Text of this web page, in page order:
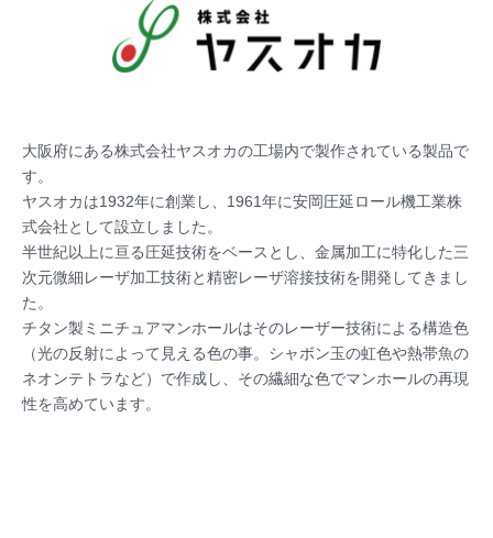
大阪府にある株式会社ヤスオカの工場内で製作されている製品で
す。
ヤスオカは1932年に創業し、1961年に安岡圧延ロール機工業株
式会社として設立しました。
半世紀以上に亘る圧延技術をベースとし、金属加工に特化した三
次元微細レーザ加工技術と精密レーザ溶接技術を開発してきまし
た。
チタン製ミニチュアマンホールはそのレーザー技術による構造色
（光の反射によって見える色の事。シャボン玉の虹色や熱帯魚の
ネオンテトラなど）で作成し、その繊細な色でマンホールの再現
性を高めています。